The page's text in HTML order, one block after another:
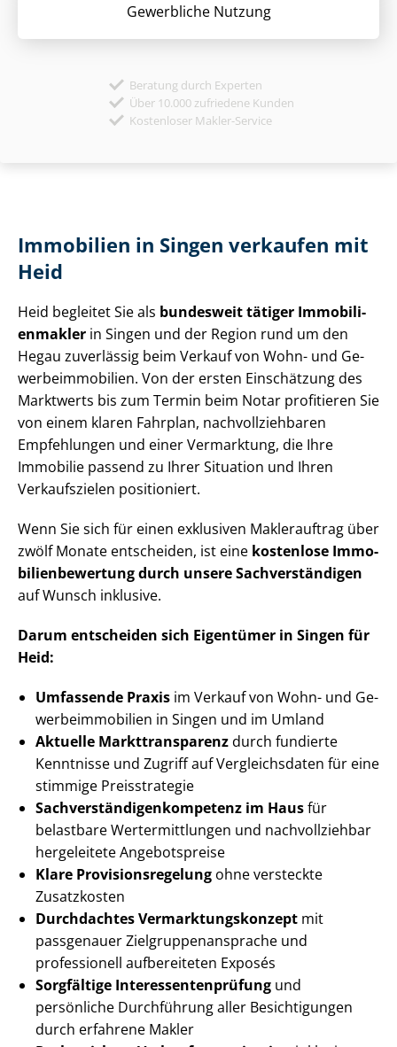
Gewerbliche Nutzung
Beratung durch Experten
Über 10.000 zufriedene Kunden
Kostenloser Makler-Service
Immobilien in Singen verkaufen mit
Heid
Heid begleitet Sie als bundesweit tätiger Im­mo­bi­li­
en­mak­ler in Singen und der Region rund um den
Hegau zuverlässig beim Verkauf von Wohn- und Ge­
wer­be­im­mo­bi­li­en. Von der ersten Einschätzung des
Marktwerts bis zum Termin beim Notar profitieren Sie
von einem klaren Fahrplan, nach­voll­zieh­ba­ren
Empfehlungen und einer Vermarktung, die Ihre
Immobilie passend zu Ihrer Situation und Ihren
Verkaufszielen positioniert.
Wenn Sie sich für einen exklusiven Maklerauftrag über
zwölf Monate entscheiden, ist eine kostenlose Im­mo­
bi­li­en­be­wer­tung durch unsere Sach­ver­stän­di­gen
auf Wunsch inklusive.
Darum entscheiden sich Eigentümer in Singen für
Heid:
Umfassende Praxis im Verkauf von Wohn- und Ge­
wer­be­im­mo­bi­li­en in Singen und im Umland
Aktuelle Markt­trans­pa­renzdurch fundierte
Kenntnisse und Zugriff auf Vergleichsdaten für eine
stimmige Preisstrategie
Sach­ver­stän­di­gen­kom­pe­tenz im Hausfür
belastbare Wert­ermitt­lun­gen und nachvollziehbar
hergeleitete Angebotspreise
Klare Pro­vi­si­ons­re­ge­lung ohne versteckte
Zusatzkosten
Durchdachtes Ver­mark­tungs­kon­zept mit
passgenauer Ziel­grup­pen­an­spra­che und
professionell aufbereiteten Exposés
Sorgfältige In­ter­es­sen­ten­prü­fung und
persönliche Durchführung aller Besichtigungen
durch erfahrene Makler